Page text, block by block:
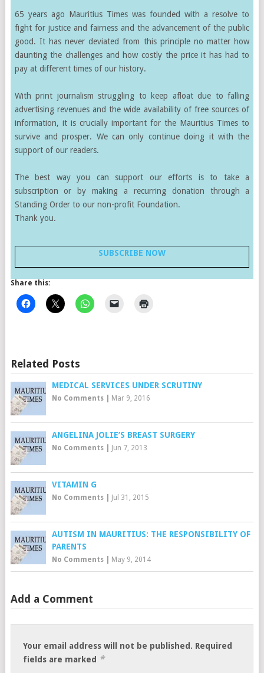
65 years ago Mauritius Times was founded with a resolve to
fight for justice and fairness and the advancement of the public
good. It has never deviated from this principle no matter how
daunting the challenges and how costly the price it has had to
pay at different times of our history.
With print journalism struggling to keep afloat due to falling
advertising revenues and the wide availability of free sources of
information, it is crucially important for the Mauritius Times to
survive and prosper. We can only continue doing it with the
support of our readers.
The best way you can support our efforts is to take a
subscription or by making a recurring donation through a
Standing Order to our non-profit Foundation.
Thank you.
SUBSCRIBE NOW
Share this:
Related Posts
MEDICAL SERVICES UNDER SCRUTINY
No Comments| Mar 9, 2016
ANGELINA JOLIE’S BREAST SURGERY
No Comments| Jun 7, 2013
VITAMIN G
No Comments| Jul 31, 2015
AUTISM IN MAURITIUS: THE RESPONSIBILITY OF
PARENTS
No Comments| May 9, 2014
Add a Comment
Your email address will not be published. Required
fields are marked
*